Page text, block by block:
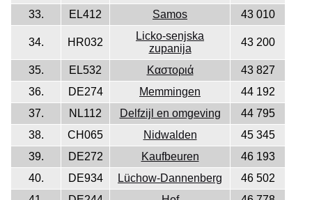
33.
EL412 Samos 43 010
34. HR032
Licko-senjska
zupanija
43 200
35. EL532 Καστοριά
43 827
36.
DE274 Memmingen
44 192
37.
NL112 Delfzijl en omgeving
44 795
38.
CH065 Nidwalden
45 345
39.
DE272 Kaufbeuren
46 193
40.
DE934 Lüchow-Dannenberg
46 502